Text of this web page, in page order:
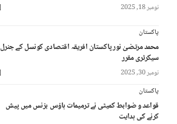
نومبر 18, 2025
پاکستان
محمد مرتضیٰ نور پاکستان افریقہ اقتصادی کونسل کے جنرل
سیکرٹری مقرر
نومبر 30, 2025
پاکستان
قواعد و ضوابط کمیٹی نے ترمیمات ہاؤس بزنس میں پیش
کرنے کی ہدایت